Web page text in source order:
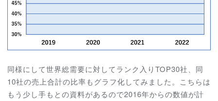
同様にして世界総需要に対してランク入りTOP30社、同
10社の売上合計の比率もグラフ化してみました。こちらは
もう少し手もとの資料があるので2016年からの数値が計